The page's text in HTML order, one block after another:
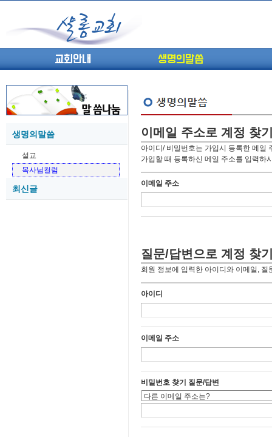
교회안내 생명의말씀
생명의말씀
설교
목사님컬럼
최신글
05-27 (고린도전서13) 고전8:1-13 ...
05-26 (고린도전서12) 고전7:23-40 ...
05-21 (고린도전서11) 고전6:9-20 ...
05-20 (고린도전서10) 고전6:1~11 ...
05-18 (고린도전서8) 고전4 9-21 교...
이메일 주소로 계정 찾
아이디/ 비밀번호는 가입시 등록한 메일
가입할 때 등록하신 메일 주소를 입력하
이메일 주소
질문/답변으로 계정 찾
회원 정보에 입력한 아이디와 이메일,
아이디
이메일 주소
비밀번호 찾기 질문/답변